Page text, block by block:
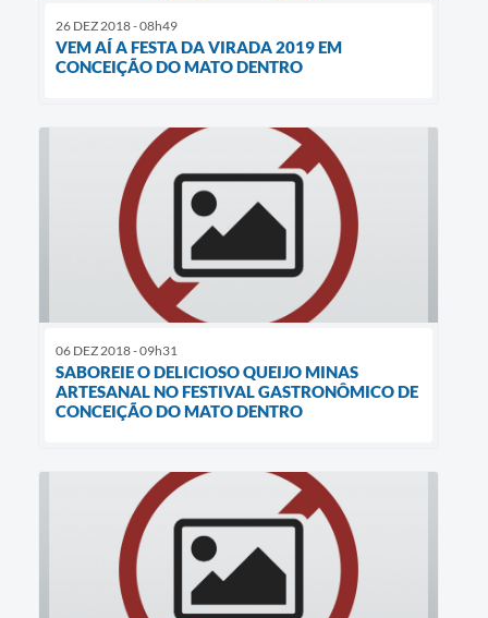
26 DEZ 2018 - 08h49
VEM AÍ A FESTA DA VIRADA 2019 EM
CONCEIÇÃO DO MATO DENTRO
06 DEZ 2018 - 09h31
SABOREIE O DELICIOSO QUEIJO MINAS
ARTESANAL NO FESTIVAL GASTRONÔMICO DE
CONCEIÇÃO DO MATO DENTRO